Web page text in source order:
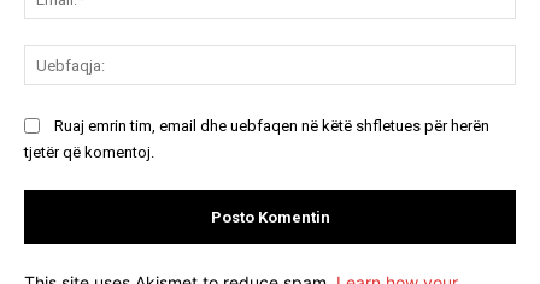
Ruaj emrin tim, email dhe uebfaqen në këtë shfletues për herën
tjetër që komentoj.